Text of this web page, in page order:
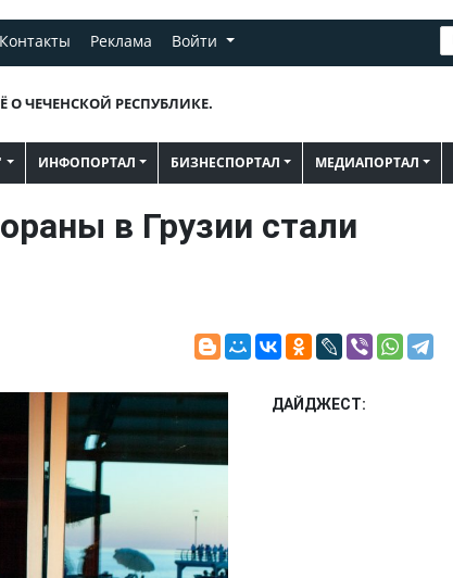
Контакты Реклама Войти
О ЧЕЧЕНСКОЙ РЕСПУБЛИКЕ.
ИНФОПОРТАЛ БИЗНЕСПОРТАЛ МЕДИАПОРТАЛ
в Грузии стали
ДАЙДЖЕСТ: